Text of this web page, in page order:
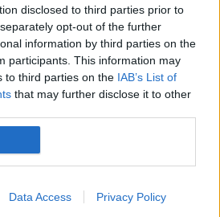
disclosed to third parties prior to
opt-out of the further
information by third parties on the
participants. This information may
to third parties on the IAB’s List of
that may further disclose it to other
Data Access Privacy Policy
17 morți și zeci de răniți.
depășită pe fondul crizei